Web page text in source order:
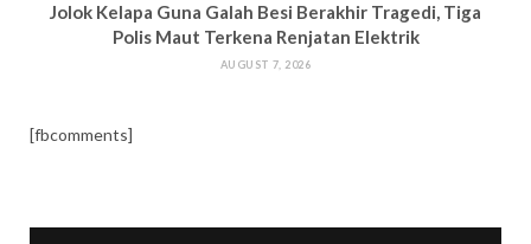
Jolok Kelapa Guna Galah Besi Berakhir Tragedi, Tiga
Polis Maut Terkena Renjatan Elektrik
AUGUST 7, 2026
[fbcomments]